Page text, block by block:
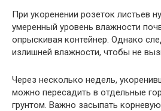
При укоренении розеток листьев
умеренный уровень влажности
опрыскивая контейнер. Однако
излишней влажности, чтобы не
Через несколько недель,
можно пересадить в отдельные
грунтом. Важно засыпать